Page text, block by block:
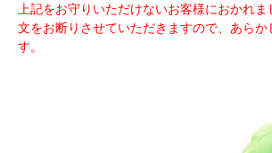
上記をお守りいただけないお客様におかれ
文をお断りさせていただきますので、あらか
す。